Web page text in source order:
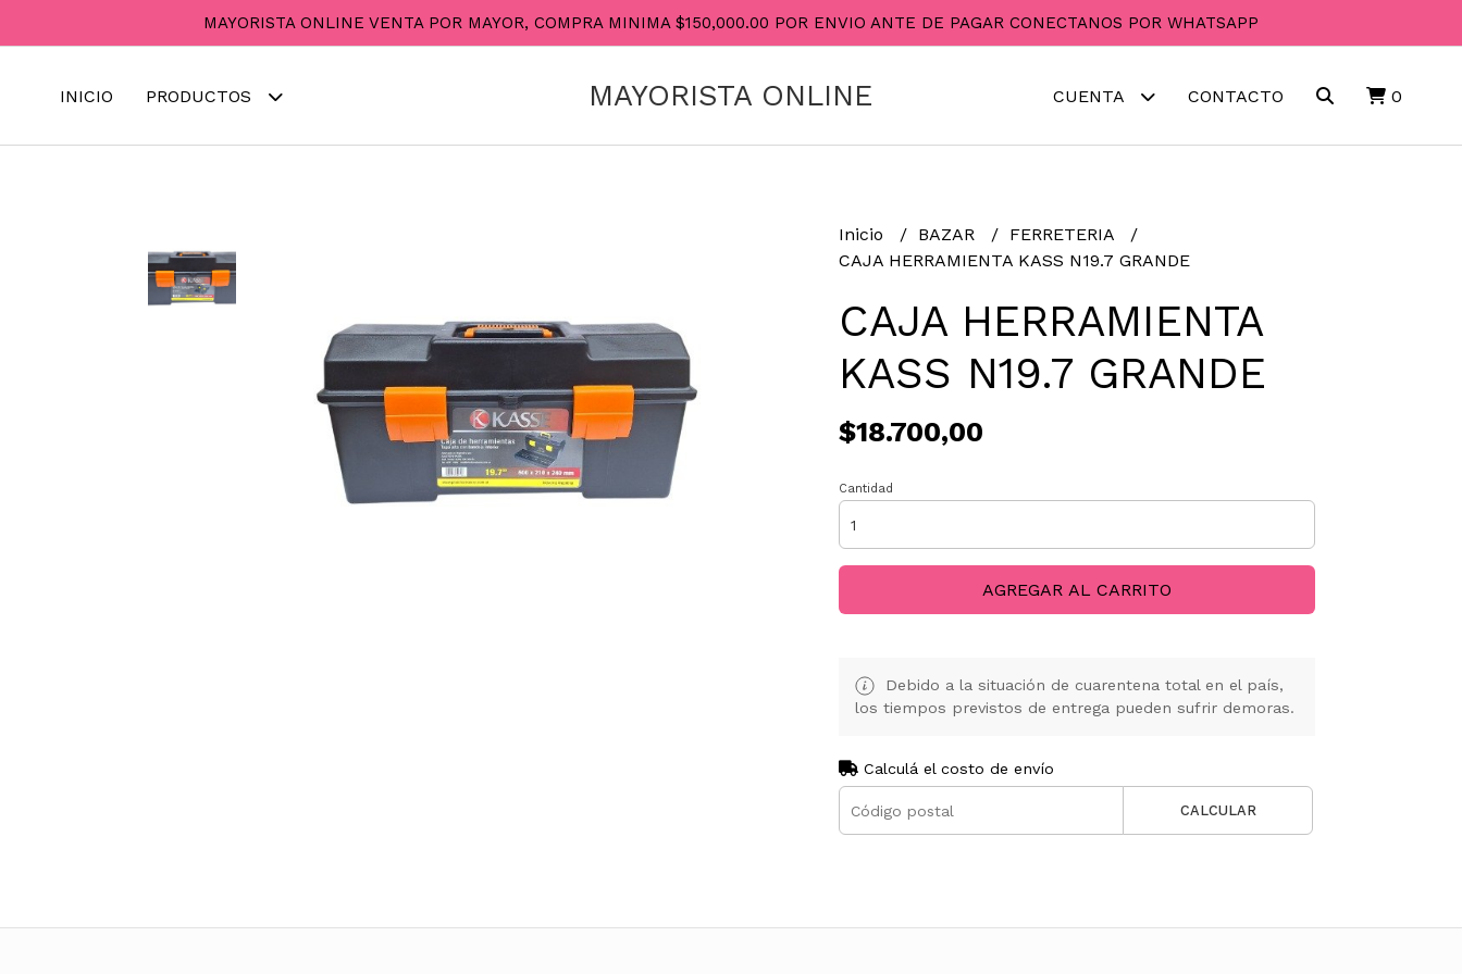
MAYORISTA ONLINE VENTA POR MAYOR, COMPRA MINIMA $150,000.00 POR ENVIO ANTE DE PAGAR CONECTANOS POR WHATSAPP
INICIO PRODUCTOS MAYORISTA ONLINE CUENTA CONTACTO 0
Inicio BAZAR
FERRETERIA
CAJA HERRAMIENTA KASS N19.7 GRANDE
CAJA HERRAMIENTA
KASS N19.7 GRANDE
$18.700,00
Cantidad
AGREGAR AL CARRITO
Debido a la situación de cuarentena total en el país,
los tiempos previstos de entrega pueden sufrir demoras.
Calculá el costo de envío
CALCULAR